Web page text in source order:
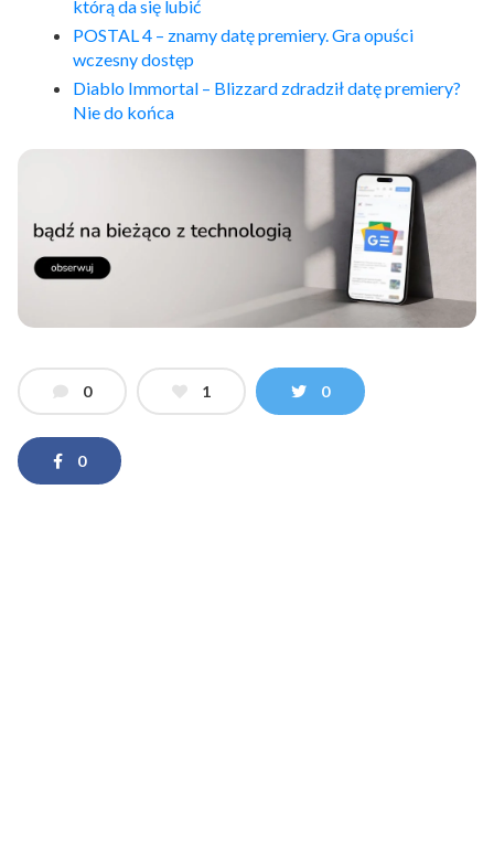
którą da się lubić
POSTAL 4 – znamy datę premiery. Gra opuści
wczesny dostęp
Diablo Immortal – Blizzard zdradził datę premiery?
Nie do końca
0 1 0
0